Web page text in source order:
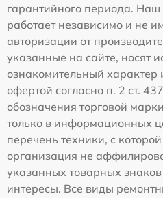
гарантийного периода. Наш
работает независимо и не
авторизации от
указанные на сайте, носят
ознакомительный характер
офертой согласно п. 2 ст.
обозначения торговой
только в информационных
перечень техники, с
организация не
указанных товарных
интересы. Все виды